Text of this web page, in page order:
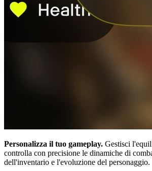
Personalizza il tuo gameplay. Gestisci
controlla con precisione le dinamiche di
dell'inventario e l'evoluzione del personaggio.